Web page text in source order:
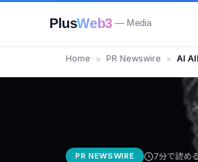
PlusWeb3 — Media
Home PR Newswire
AI
PR NEWSWIRE 7分で読める